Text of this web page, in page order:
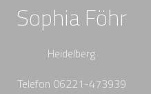
Sophia Föhr
Heidelberg
Telefon 06221-473939